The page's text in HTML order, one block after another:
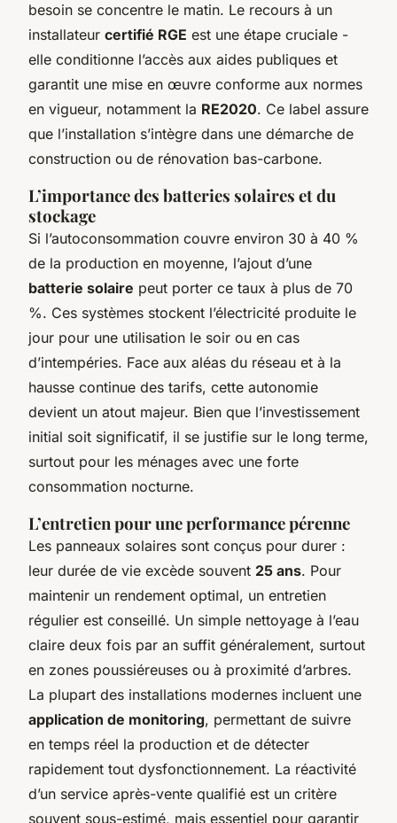
besoin se concentre le matin. Le recours à un
installateur certifié RGE est une étape cruciale -
elle conditionne l’accès aux aides publiques et
garantit une mise en œuvre conforme aux normes
en vigueur, notamment la RE2020. Ce label assure
que l’installation s’intègre dans une démarche de
construction ou de rénovation bas-carbone.
L’importance des batteries solaires et du
stockage
Si l’autoconsommation couvre environ 30 à 40 %
de la production en moyenne, l’ajout d’une
batterie solaire peut porter ce taux à plus de 70
%. Ces systèmes stockent l’électricité produite le
jour pour une utilisation le soir ou en cas
d’intempéries. Face aux aléas du réseau et à la
hausse continue des tarifs, cette autonomie
devient un atout majeur. Bien que l’investissement
initial soit significatif, il se justifie sur le long terme,
surtout pour les ménages avec une forte
consommation nocturne.
L’entretien pour une performance pérenne
Les panneaux solaires sont conçus pour durer :
leur durée de vie excède souvent 25 ans. Pour
maintenir un rendement optimal, un entretien
régulier est conseillé. Un simple nettoyage à l’eau
claire deux fois par an suffit généralement, surtout
en zones poussiéreuses ou à proximité d’arbres.
La plupart des installations modernes incluent une
application de monitoring, permettant de suivre
en temps réel la production et de détecter
rapidement tout dysfonctionnement. La réactivité
d’un service après-vente qualifié est un critère
souvent sous-estimé, mais essentiel pour garantir